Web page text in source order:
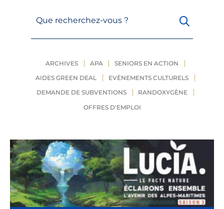
Que recherchez-vous ?
ARCHIVES APA
SENIORS EN ACTION
AIDES GREEN DEAL
EVÈNEMENTS CULTURELS
DEMANDE DE SUBVENTIONS
RANDOXYGÈNE
OFFRES D'EMPLOI